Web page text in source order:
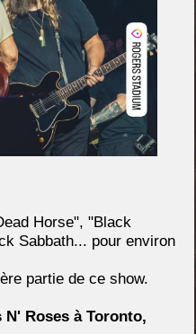
Horse", "Black
Sabbath... pour environ
partie de ce show.
Roses à Toronto,